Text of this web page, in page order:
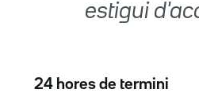
estigui
24 hores de termini